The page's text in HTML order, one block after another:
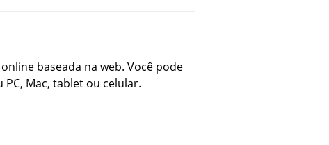
baseada na web. Você pode
Mac, tablet ou celular.